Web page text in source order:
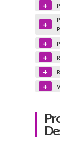
+
+
+
+
+
+